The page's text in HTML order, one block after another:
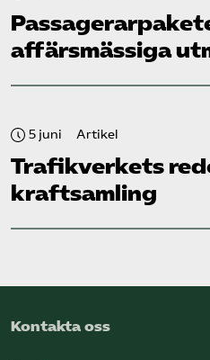
affärsmässiga
5 juni Artikel
Trafikverkets
kraftsamling
Kontakta oss